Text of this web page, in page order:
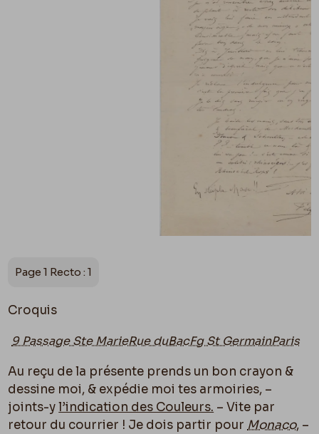
Page 1 Recto : 1
Croquis
9 Passage Ste MarieRue duBacFg St GermainParis
Au reçu de la présente prends un bon crayon &
dessine moi, & expédie moi tes armoiries, –
joints-yl’indication des Couleurs. – Vite par
retour du courrier ! Je dois partir pourMonaco, –